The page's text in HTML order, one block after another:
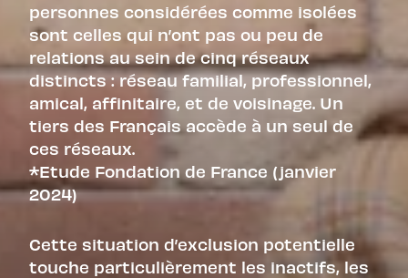
personnes considérées comme isolées
sont celles qui n’ont pas ou peu de
relations au sein de cinq réseaux
distincts : réseau familial, professionnel,
amical, affinitaire, et de voisinage. Un
tiers des Français accède à un seul de
ces réseaux.
*Etude Fondation de France (janvier
2024)
Cette situation d’exclusion potentielle
touche particulièrement les inactifs, les